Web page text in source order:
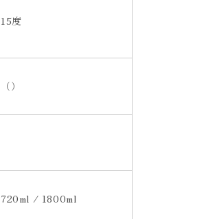
15度
（）
720ml / 1800ml